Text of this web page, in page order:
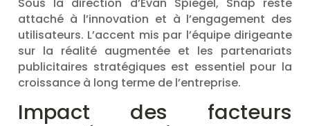
attaché à l’innovation et à l’engagement des
utilisateurs. L’accent mis par l’équipe dirigeante
sur la réalité augmentée et les partenariats
publicitaires stratégiques est essentiel pour la
croissance à long terme de l’entreprise.
Impact des facteurs